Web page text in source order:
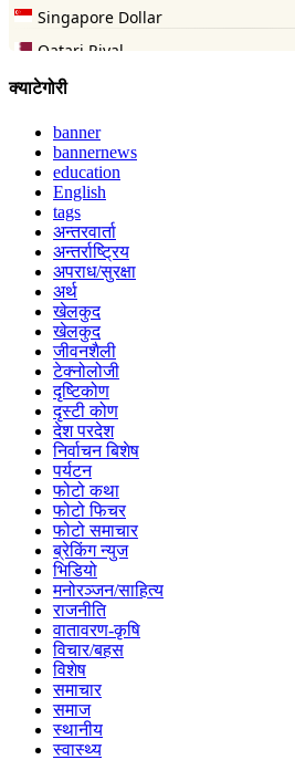
क्याटेगोरी
banner
bannernews
education
English
tags
अन्तरवार्ता
अन्तर्राष्ट्रिय
अपराध/सुरक्षा
अर्थ
खेलकुद
खेलकुद
जीवनशैली
टेक्नोलोजी
दृष्टिकोण
दृस्टी कोण
देश परदेश
निर्वाचन बिशेष
पर्यटन
फोटो कथा
फोटो फिचर
फोटो समाचार
ब्रेकिंग न्युज
भिडियो
मनोरञ्जन/साहित्य
राजनीति
वातावरण-कृषि
विचार/बहस
विशेष
समाचार
समाज
स्थानीय
स्वास्थ्य